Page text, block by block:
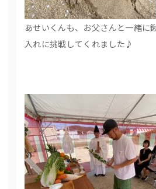
あせいくんも、お父さんと一緒に
入れに挑戦してくれました♪